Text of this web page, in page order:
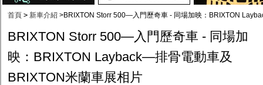
首頁 > 新車介紹 >BRIXTON Storr 500—入門歷奇車 - 同場加映：BRIXTON
BRIXTON Storr 500—入門歷奇車 - 同場加
映：BRIXTON Layback—排骨電動車及
BRIXTON米蘭車展相片